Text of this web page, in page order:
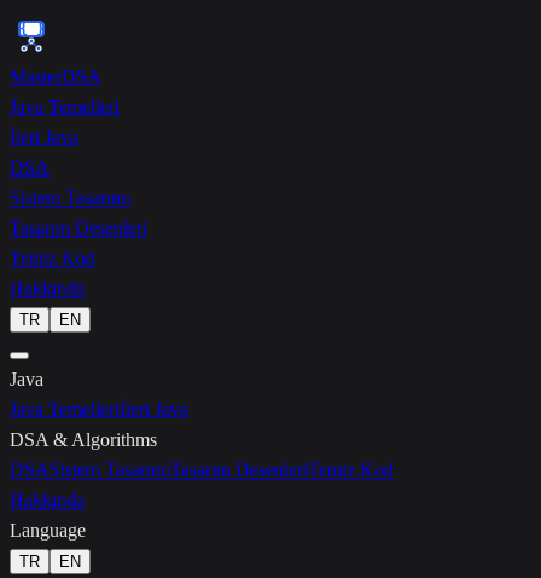
{ }
MasterDSA
Java Temelleri
İleri Java
DSA
Sistem Tasarımı
Tasarım Desenleri
Temiz Kod
Hakkında
TR EN
Java
Java Temelleriİleri Java
DSA & Algorithms
DSASistem TasarımıTasarım DesenleriTemiz Kod
Hakkında
Language
TR EN